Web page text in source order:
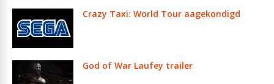
Crazy Taxi: World Tour aagekondigd
God of War Laufey trailer